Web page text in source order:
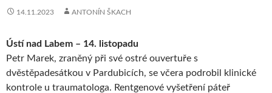
14.11.2023 ANTONÍN ŠKACH
Ústí nad Labem – 14. listopadu
Petr Marek, zraněný při své ostré ouvertuře s
dvěstěpadesátkou v Pardubicích, se včera podrobil klinické
kontrole u traumatologa. Rentgenové vyšetření páteř